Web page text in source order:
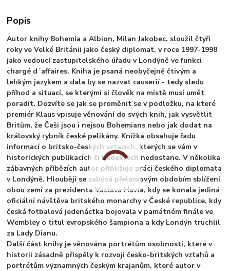
Popis
Autor knihy Bohemia a Albion, Milan Jakobec, sloužil čtyři
roky ve Velké Británii jako český diplomat, v roce 1997-1998
jako vedoucí zastupitelského úřadu v Londýně ve funkci
chargé d´affaires. Kniha je psaná neobyčejně čtivým a
lehkým jazykem a dala by se nazvat causerií - tedy sledu
příhod a situací, se kterými si člověk na místě musí umět
poradit. Dozvíte se jak se proměnit se v podložku, na které
premiér Klaus vpisuje věnování do svých knih, jak vysvětlit
Britům, že Češi jsou i nejsou Bohemians nebo jak dodat na
královský rybník české pelikány. Knížka obsahuje řadu
informací o britsko-českých vztazích, kterých se vám v
historických publikacích či bedekrech nedostane. V několika
zábavných příbězích autor přibližuje práci českého diplomata
v Londýně. Hlouběji se zabývá přelomovým obdobím sblížení
obou zemí za prezidenta Václava Havla, kdy se konala jediná
oficiální návštěva britského monarchy v České republice, kdy
česká fotbalová jedenáctka bojovala v památném finále ve
Wembley o titul evropského šampiona a kdy Londýn truchlil
za Lady Dianu.
Další část knihy je věnována portrétům osobností, které v
historii zásadně přispěly k rozvoji česko-britských vztahů a
portrétům významných českým krajanům, které autor v